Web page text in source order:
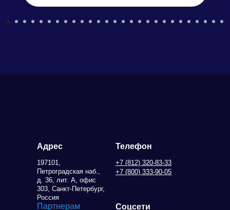
197101,
Петроградская наб.,
д. 36, лит. А, офис
303, Санкт-Петербург,
Россия
+7 (812) 320-83-33
+7 (800) 333-90-05
Партнерам
Адрес Телефон
Соцсети